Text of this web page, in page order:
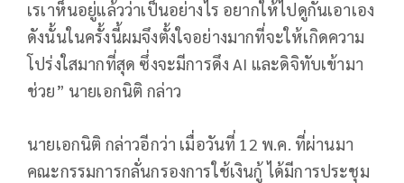
เรเาห็นอยู่แล้วว่าเป็นอย่างไร อยากให้ไปดูกันเอาเอง
ดังนั้นในครั้งนี้ผมจึงตั้งใจอย่างมากที่จะให้เกิดความ
โปร่งใสมากที่สุด ซึ่งจะมีการดึง AI และดิจิทับเข้ามา
ช่วย” นายเอกนิติ กล่าว
นายเอกนิติ กล่าวอีกว่า เมื่อวันที่ 12 พ.ค. ที่ผ่านมา
คณะกรรมการกลั่นกรองการใช้เงินกู้ ได้มีการประชุม